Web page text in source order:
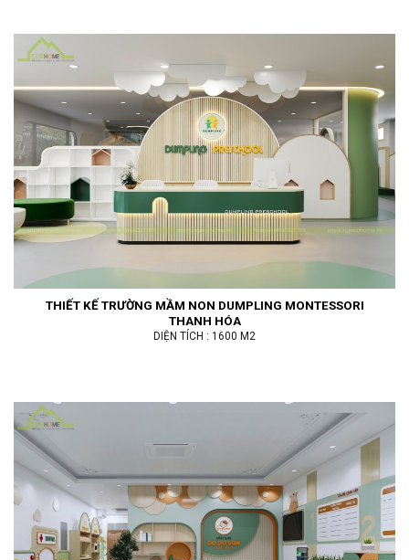
THIẾT KẾ TRƯỜNG MẦM NON DUMPLING MONTESSORI
THANH HÓA
DIỆN TÍCH : 1600 M2